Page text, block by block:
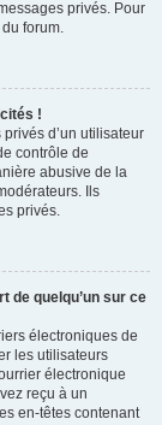
privés. Pour
forum.
!
d’un utilisateur
contrôle de
abusive de la
Ils
privés.
de quelqu’un sur ce
électroniques de
les utilisateurs
électronique
reçu à un
en-têtes contenant